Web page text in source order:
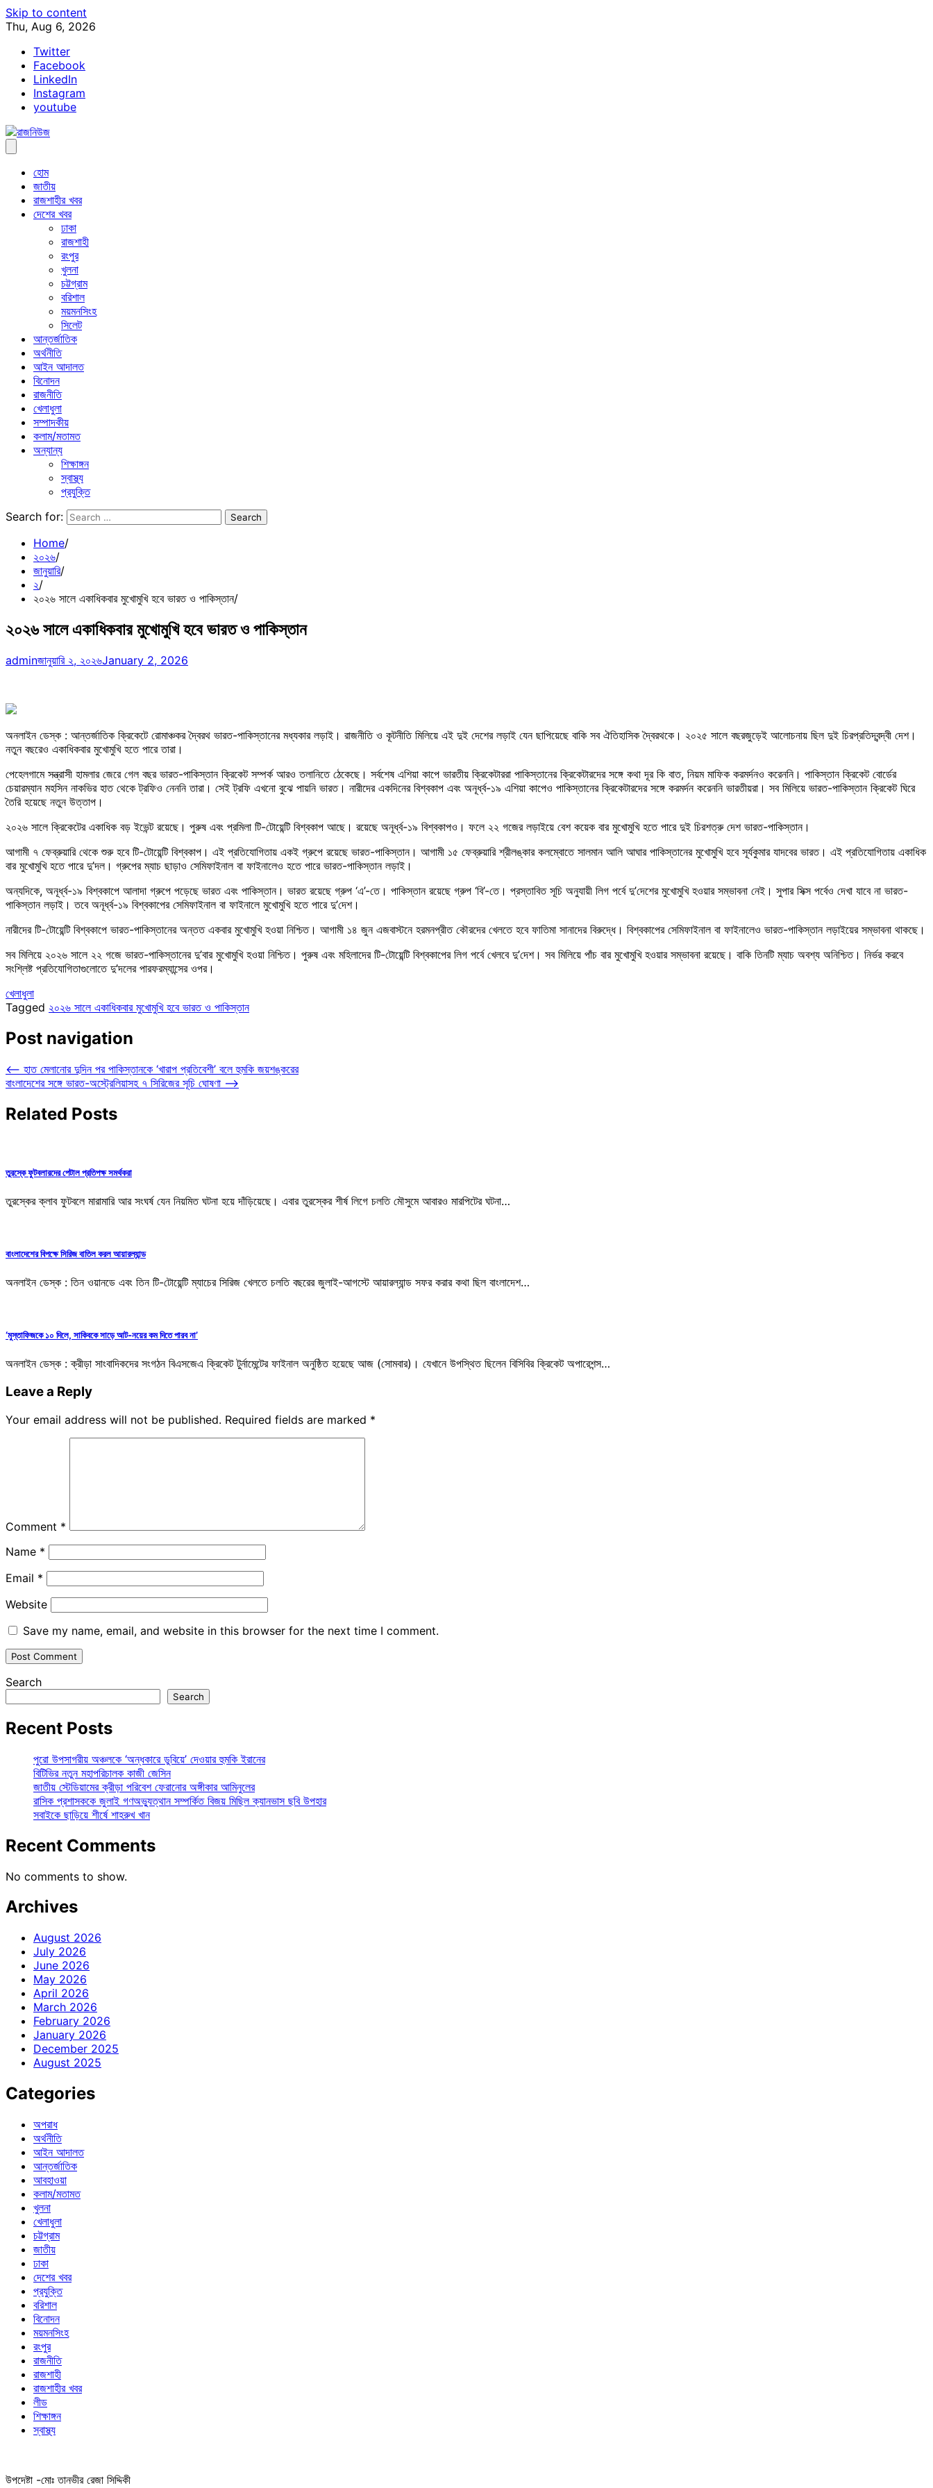
Skip to content
Thu, Aug 6, 2026
Twitter
Facebook
LinkedIn
Instagram
youtube
হোম
জাতীয়
রাজশাহীর খবর
দেশের খবর
ঢাকা
রাজশাহী
রংপুর
খুলনা
চট্টগ্রাম
বরিশাল
ময়মনসিংহ
সিলেট
আন্তর্জাতিক
অর্থনীতি
আইন আদালত
বিনোদন
রাজনীতি
খেলাধুলা
সম্পাদকীয়
কলাম/মতামত
অন্যান্য
শিক্ষাঙ্গন
স্বাস্থ্য
প্রযুক্তি
Search for:
Home
২০২৬
জানুয়ারি
২
২০২৬ সালে একাধিকবার মুখোমুখি হবে ভারত ও পাকিস্তান
২০২৬ সালে একাধিকবার মুখোমুখি হবে ভারত ও পাকিস্তান
adminজানুয়ারি ২, ২০২৬January 2, 2026
অনলাইন ডেস্ক : আন্তর্জাতিক ক্রিকেটে রোমাঞ্চকর দ্বৈরথ ভারত-পাকিস্তানের মধ্যকার লড়াই। রাজনীতি ও কূটনীতি মিলিয়ে এই দুই দেশের লড়াই যেন ছাপিয়েছে বাকি সব ঐতিহাসিক দ্বৈরথকে। ২০২৫ সালে বছরজুড়েই আলোচনায় ছিল দুই চিরপ্রতিদ্বন্দ্বী দেশ।
নতুন বছরেও একাধিকবার মুখোমুখি হতে পারে তারা।
পেহেলগামে সন্ত্রাসী হামলার জেরে গেল বছর ভারত-পাকিস্তান ক্রিকেট সম্পর্ক আরও তলানিতে ঠেকেছে। সর্বশেষ এশিয়া কাপে ভারতীয় ক্রিকেটাররা পাকিস্তানের ক্রিকেটারদের সঙ্গে কথা দূর কি বাত, নিয়ম মাফিক করমর্দনও করেননি। পাকিস্তান ক্রিকেট বোর্ডের
চেয়ারম্যান মহসিন নাকভির হাত থেকে ট্রফিও নেননি তারা। সেই ট্রফি এখনো বুঝে পায়নি ভারত। নারীদের একদিনের বিশ্বকাপ এবং অনূর্ধ্ব-১৯ এশিয়া কাপেও পাকিস্তানের ক্রিকেটারদের সঙ্গে করমর্দন করেননি ভারতীয়রা। সব মিলিয়ে ভারত-পাকিস্তান ক্রিকেট ঘিরে
তৈরি হয়েছে নতুন উত্তাপ।
২০২৬ সালে ক্রিকেটের একাধিক বড় ইভেন্ট রয়েছে। পুরুষ এবং প্রমিলা টি-টোয়েন্টি বিশ্বকাপ আছে। রয়েছে অনূর্ধ্ব-১৯ বিশ্বকাপও। ফলে ২২ গজের লড়াইয়ে বেশ কয়েক বার মুখোমুখি হতে পারে দুই চিরশত্রু দেশ ভারত-পাকিস্তান।
আগামী ৭ ফেব্রুয়ারি থেকে শুরু হবে টি-টোয়েন্টি বিশ্বকাপ। এই প্রতিযোগিতায় একই গ্রুপে রয়েছে ভারত-পাকিস্তান। আগামী ১৫ ফেব্রুয়ারি শ্রীলঙ্কার কলম্বোতে সালমান আলি আঘার পাকিস্তানের মুখোমুখি হবে সূর্যকুমার যাদবের ভারত। এই প্রতিযোগিতায় একাধিক
বার মুখোমুখি হতে পারে দু’দল। গ্রুপের ম্যাচ ছাড়াও সেমিফাইনাল বা ফাইনালেও হতে পারে ভারত-পাকিস্তান লড়াই।
অন্যদিকে, অনূর্ধ্ব-১৯ বিশ্বকাপে আলাদা গ্রুপে পড়েছে ভারত এবং পাকিস্তান। ভারত রয়েছে গ্রুপ ‘এ’-তে। পাকিস্তান রয়েছে গ্রুপ ‘বি’-তে। প্রস্তাবিত সূচি অনুযায়ী লিগ পর্বে দু’দেশের মুখোমুখি হওয়ার সম্ভাবনা নেই। সুপার সিক্স পর্বেও দেখা যাবে না ভারত-
পাকিস্তান লড়াই। তবে অনূর্ধ্ব-১৯ বিশ্বকাপের সেমিফাইনাল বা ফাইনালে মুখোমুখি হতে পারে দু’দেশ।
নারীদের টি-টোয়েন্টি বিশ্বকাপে ভারত-পাকিস্তানের অন্তত একবার মুখোমুখি হওয়া নিশ্চিত। আগামী ১৪ জুন এজবাস্টনে হরমনপ্রীত কৌরদের খেলতে হবে ফাতিমা সানাদের বিরুদ্ধে। বিশ্বকাপের সেমিফাইনাল বা ফাইনালেও ভারত-পাকিস্তান লড়াইয়ের সম্ভাবনা থাকছে।
সব মিলিয়ে ২০২৬ সালে ২২ গজে ভারত-পাকিস্তানের দু’বার মুখোমুখি হওয়া নিশ্চিত। পুরুষ এবং মহিলাদের টি-টোয়েন্টি বিশ্বকাপের লিগ পর্বে খেলবে দু’দেশ। সব মিলিয়ে পাঁচ বার মুখোমুখি হওয়ার সম্ভাবনা রয়েছে। বাকি তিনটি ম্যাচ অবশ্য অনিশ্চিত। নির্ভর করবে
সংশ্লিষ্ট প্রতিযোগিতাগুলোতে দু’দলের পারফরম্যান্সের ওপর।
খেলাধুলা
Tagged ২০২৬ সালে একাধিকবার মুখোমুখি হবে ভারত ও পাকিস্তান
Post navigation
⟵ হাত মেলানোর দুদিন পর পাকিস্তানকে ‘খারাপ প্রতিবেশী’ বলে হুমকি জয়শঙ্করের
বাংলাদেশের সঙ্গে ভারত-অস্ট্রেলিয়াসহ ৭ সিরিজের সূচি ঘোষণা ⟶
Related Posts
তুরস্কে ফুটবলারদের পেটাল প্রতিপক্ষ সমর্থকরা
তুরস্কের ক্লাব ফুটবলে মারামারি আর সংঘর্ষ যেন নিয়মিত ঘটনা হয়ে দাঁড়িয়েছে। এবার তুরস্কের শীর্ষ লিগে চলতি মৌসুমে আবারও মারপিটের ঘটনা…
বাংলাদেশের বিপক্ষে সিরিজ বাতিল করল আয়ারল্যান্ড
অনলাইন ডেস্ক : তিন ওয়ানডে এবং তিন টি-টোয়েন্টি ম্যাচের সিরিজ খেলতে চলতি বছরের জুলাই-আগস্টে আয়ারল্যান্ড সফর করার কথা ছিল বাংলাদেশ…
‘মুস্তাফিজকে ১০ দিলে, সাকিবকে সাড়ে আট-নয়ের কম দিতে পারব না’
অনলাইন ডেস্ক : ক্রীড়া সাংবাদিকদের সংগঠন বিএসজেএ ক্রিকেট টুর্নামেন্টের ফাইনাল অনুষ্ঠিত হয়েছে আজ (সোমবার)। যেখানে উপস্থিত ছিলেন বিসিবির ক্রিকেট অপারেশন্স…
Leave a Reply
Your email address will not be published. Required fields are marked *
Comment *
Name *
Email *
Website
Save my name, email, and website in this browser for the next time I comment.
Search
Search
Recent Posts
পুরো উপসাগরীয় অঞ্চলকে ‘অন্ধকারে ডুবিয়ে’ দেওয়ার হুমকি ইরানের
বিটিভির নতুন মহাপরিচালক কাজী জেসিন
জাতীয় স্টেডিয়ামের ক্রীড়া পরিবেশ ফেরানোর অঙ্গীকার আমিনুলের
রাসিক প্রশাসককে জুলাই গণঅভ্যুত্থান সম্পর্কিত বিজয় মিছিল ক্যানভাস ছবি উপহার
সবাইকে ছাড়িয়ে শীর্ষে শাহরুখ খান
Recent Comments
No comments to show.
Archives
August 2026
July 2026
June 2026
May 2026
April 2026
March 2026
February 2026
January 2026
December 2025
August 2025
Categories
অপরাধ
অর্থনীতি
আইন আদালত
আন্তর্জাতিক
আবহাওয়া
কলাম/মতামত
খুলনা
খেলাধুলা
চট্টগ্রাম
জাতীয়
ঢাকা
দেশের খবর
প্রযুক্তি
বরিশাল
বিনোদন
ময়মনসিংহ
রংপুর
রাজনীতি
রাজশাহী
রাজশাহীর খবর
লীড
শিক্ষাঙ্গন
স্বাস্থ্য
উপদেষ্টা -মোঃ তানভীর রেজা সিদ্দিকী